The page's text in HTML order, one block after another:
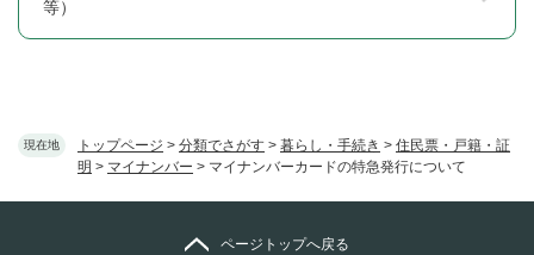
現在地 トップページ > 分類でさがす > 暮らし・手続き > 住民票・戸籍・証
明 > マイナンバー > マイナンバーカードの特急発行について
等）
ページトップへ戻る